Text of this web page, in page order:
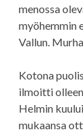
menossa
myöhemmin
Vallun.
Kotona
ilmoitti
Helmin
mukaansa